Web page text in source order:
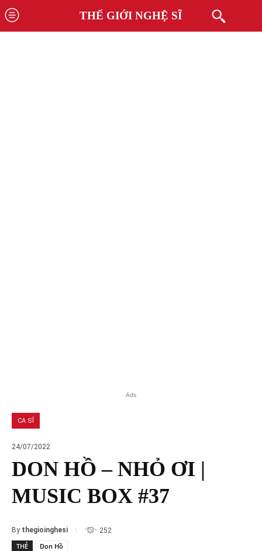
THẾ GIỚI NGHỆ SĨ
Ads
CA SĨ
24/07/2022
DON HỒ – NHỎ ƠI |
MUSIC BOX #37
By thegioinghesi 252
THẺ Don Hồ